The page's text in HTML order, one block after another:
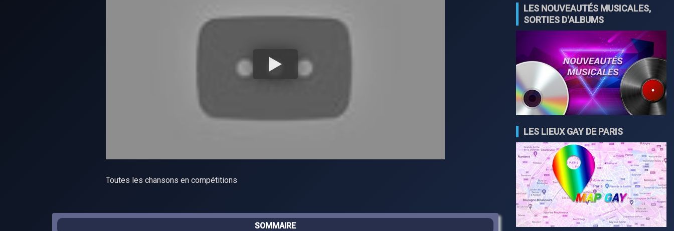
Toutes les chansons en compétitions
SOMMAIRE
LES NOUVEAUTÉS MUSICALES,
SORTIES D'ALBUMS
LES LIEUX GAY DE PARIS